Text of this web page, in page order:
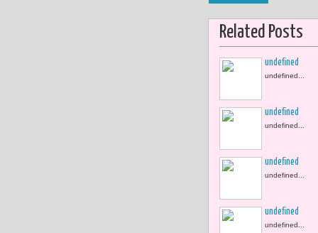
Related Posts
undefined
undefined...
undefined
undefined...
undefined
undefined...
undefined
undefined...